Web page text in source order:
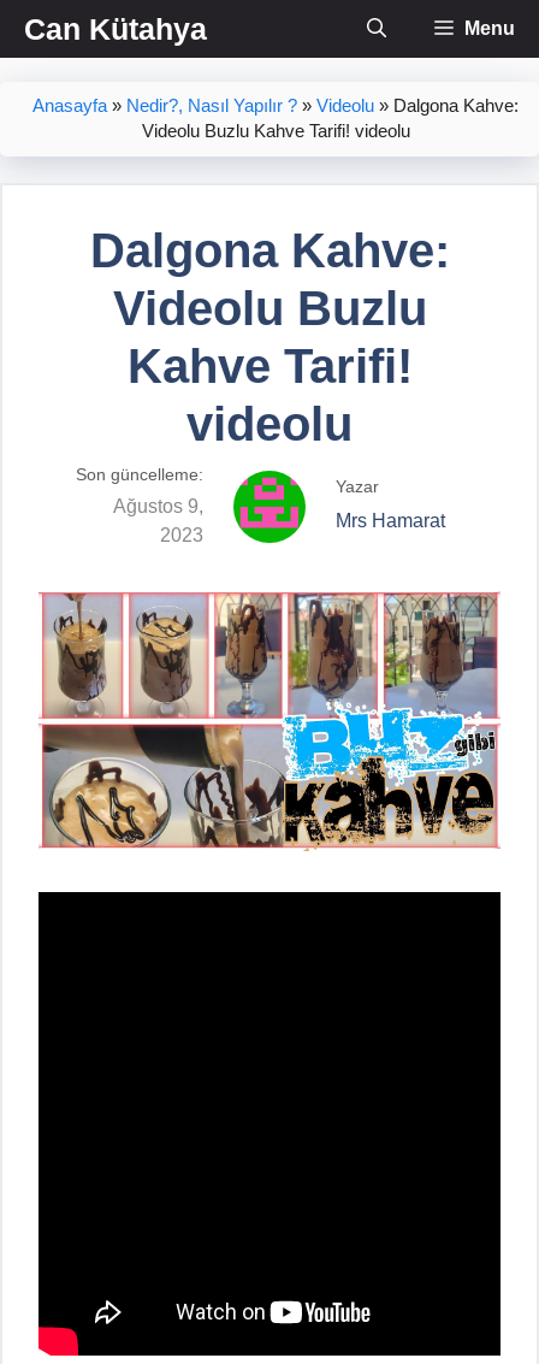
İçeriğe
atlaCan Kütahya Menu
Anasayfa » Nedir?, Nasıl Yapılır ? » Videolu » Dalgona Kahve:
Videolu Buzlu Kahve Tarifi! videolu
Dalgona Kahve:
Videolu Buzlu
Kahve Tarifi!
videolu
Son güncelleme:
Ağustos 9,
2023
Yazar
Mrs Hamarat